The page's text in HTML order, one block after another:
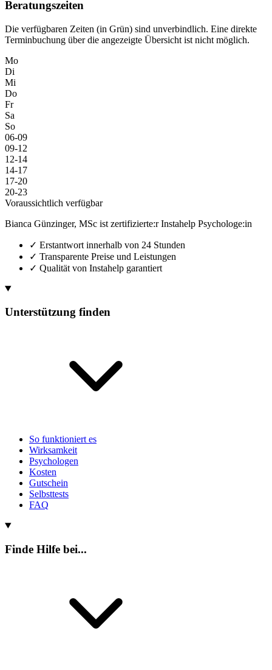
Beratungszeiten
Die verfügbaren Zeiten (in Grün) sind unverbindlich. Eine direkte
Terminbuchung über die angezeigte Übersicht ist nicht möglich.
Mo
Di
Mi
Do
Fr
Sa
So
06-09
09-12
12-14
14-17
17-20
20-23
Voraussichtlich verfügbar
Bianca Günzinger, MSc ist zertifizierte:r Instahelp Psychologe:in
✓ Erstantwort innerhalb von 24 Stunden
✓ Transparente Preise und Leistungen
✓ Qualität von Instahelp garantiert
Unterstützung finden
So funktioniert es
Wirksamkeit
Psychologen
Kosten
Gutschein
Selbsttests
FAQ
Finde Hilfe bei...